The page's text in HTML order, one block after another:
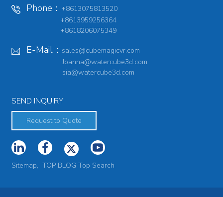
Phone： +8613075813520
+8613959256364
+8618206075349
E-Mail： sales@cubemagicvr.com
Joanna@watercube3d.com
sia@watercube3d.com
SEND INQUIRY
Request to Quote
Sitemap, TOP BLOG Top Search